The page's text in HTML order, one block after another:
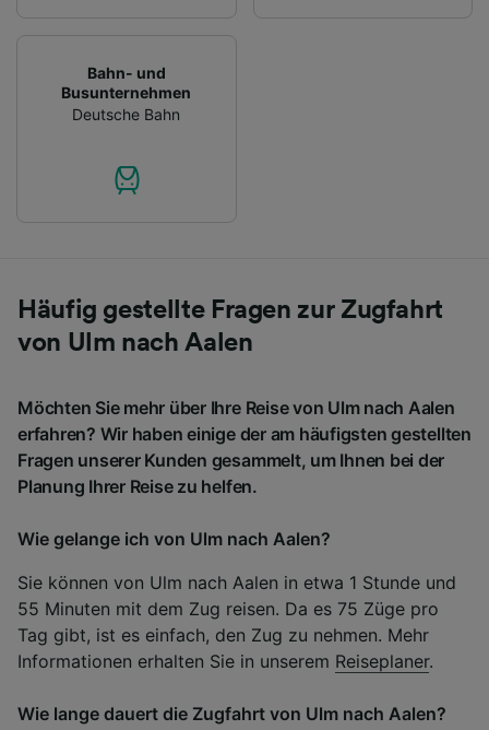
Bahn- und
Busunternehmen
Deutsche Bahn
Häufig gestellte Fragen zur Zugfahrt
von Ulm nach Aalen
Möchten Sie mehr über Ihre Reise von Ulm nach Aalen
erfahren? Wir haben einige der am häufigsten gestellten
Fragen unserer Kunden gesammelt, um Ihnen bei der
Planung Ihrer Reise zu helfen.
Wie gelange ich von Ulm nach Aalen?
Sie können von Ulm nach Aalen in etwa 1 Stunde und
55 Minuten mit dem Zug reisen. Da es 75 Züge pro
Tag gibt, ist es einfach, den Zug zu nehmen. Mehr
Informationen erhalten Sie in unserem Reiseplaner.
Wie lange dauert die Zugfahrt von Ulm nach Aalen?